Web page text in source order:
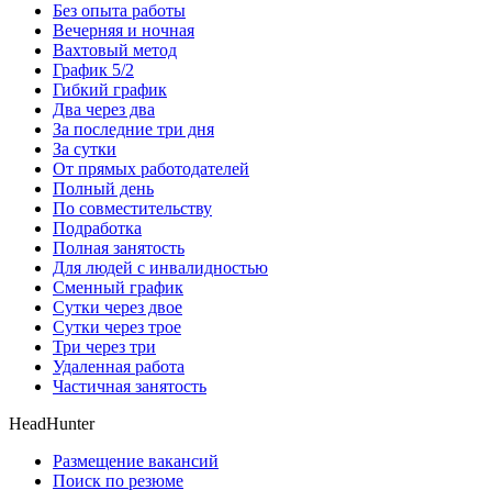
Без опыта работы
Вечерняя и ночная
Вахтовый метод
График 5/2
Гибкий график
Два через два
За последние три дня
За сутки
От прямых работодателей
Полный день
По совместительству
Подработка
Полная занятость
Для людей с инвалидностью
Сменный график
Сутки через двое
Сутки через трое
Три через три
Удаленная работа
Частичная занятость
HeadHunter
Размещение вакансий
Поиск по резюме